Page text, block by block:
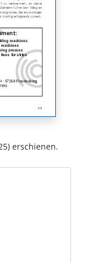
erschienen.